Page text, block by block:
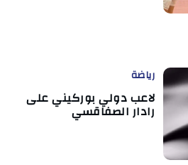
رياضة
لاعب دولي بوركيني على
رادار الصفاقسي